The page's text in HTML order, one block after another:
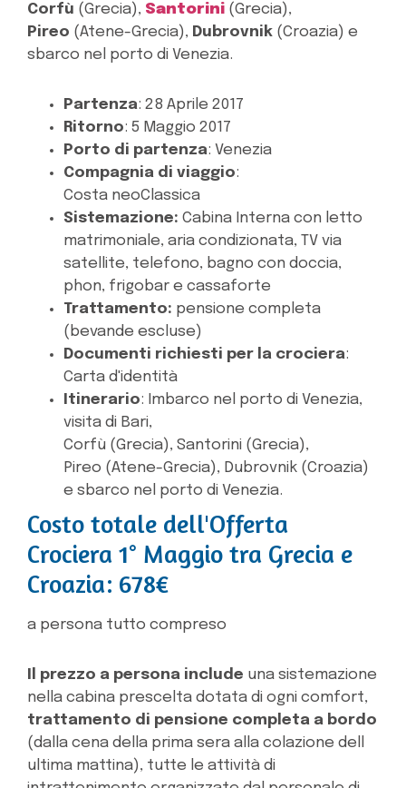
Corfù (Grecia), Santorini (Grecia),
Pireo (Atene-Grecia), Dubrovnik (Croazia) e
sbarco nel porto di Venezia.
Partenza: 28 Aprile 2017
Ritorno: 5 Maggio 2017
Porto di partenza: Venezia
Compagnia di viaggio:
Costa neoClassica
Sistemazione: Cabina Interna con letto
matrimoniale, aria condizionata, TV via
satellite, telefono, bagno con doccia,
phon, frigobar e cassaforte
Trattamento: pensione completa
(bevande escluse)
Documenti richiesti per la crociera:
Carta d'identità
Itinerario: Imbarco nel porto di Venezia,
visita di Bari,
Corfù (Grecia), Santorini (Grecia),
Pireo (Atene-Grecia), Dubrovnik (Croazia)
e sbarco nel porto di Venezia.
Costo totale dell'Offerta
Crociera 1° Maggio tra Grecia e
Croazia: 678€
a persona tutto compreso
Il prezzo a persona include una sistemazione
nella cabina prescelta dotata di ogni comfort,
trattamento di pensione completa a bordo
(dalla cena della prima sera alla colazione dell
ultima mattina), tutte le attività di